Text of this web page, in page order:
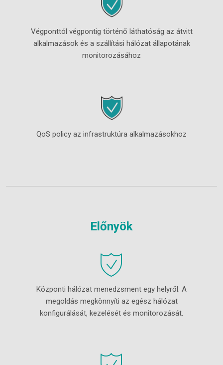
Végponttól végpontig történő láthatóság az átvitt
alkalmazások és a szállítási hálózat állapotának
monitorozásához
QoS policy az infrastruktúra alkalmazásokhoz
Előnyök
Központi hálózat menedzsment egy helyről. A
megoldás megkönnyíti az egész hálózat
konfigurálását, kezelését és monitorozását.